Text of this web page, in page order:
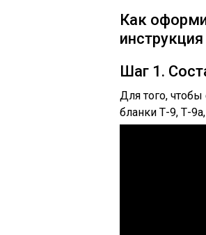
Как
Шаг 1.
Для того,
бланки Т-9, Т-